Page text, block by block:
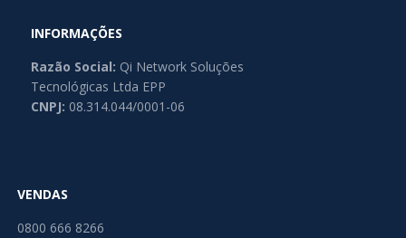
INFORMAÇÕES
Razão Social: Qi Network Soluções
Tecnológicas Ltda EPP
CNPJ: 08.314.044/0001-06
VENDAS
0800 666 8266